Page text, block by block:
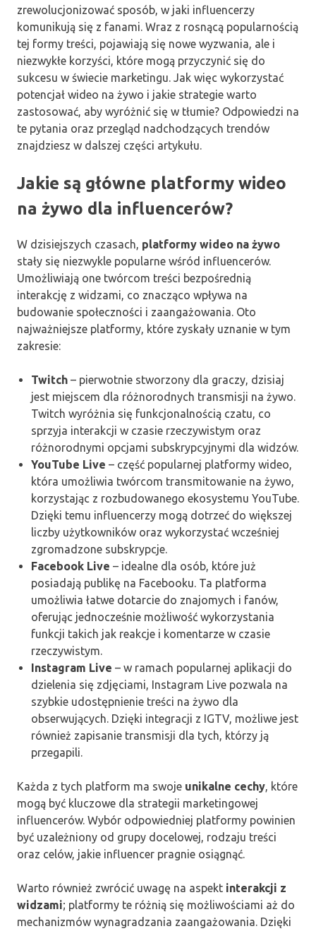
zrewolucjonizować sposób, w jaki influencerzy
komunikują się z fanami. Wraz z rosnącą popularnością
tej formy treści, pojawiają się nowe wyzwania, ale i
niezwykłe korzyści, które mogą przyczynić się do
sukcesu w świecie marketingu. Jak więc wykorzystać
potencjał wideo na żywo i jakie strategie warto
zastosować, aby wyróżnić się w tłumie? Odpowiedzi na
te pytania oraz przegląd nadchodzących trendów
znajdziesz w dalszej części artykułu.
Jakie są główne platformy wideo
na żywo dla influencerów?
W dzisiejszych czasach, platformy wideo na żywo
stały się niezwykle popularne wśród influencerów.
Umożliwiają one twórcom treści bezpośrednią
interakcję z widzami, co znacząco wpływa na
budowanie społeczności i zaangażowania. Oto
najważniejsze platformy, które zyskały uznanie w tym
zakresie:
Twitch – pierwotnie stworzony dla graczy, dzisiaj
jest miejscem dla różnorodnych transmisji na żywo.
Twitch wyróżnia się funkcjonalnością czatu, co
sprzyja interakcji w czasie rzeczywistym oraz
różnorodnymi opcjami subskrypcyjnymi dla widzów.
YouTube Live – część popularnej platformy wideo,
która umożliwia twórcom transmitowanie na żywo,
korzystając z rozbudowanego ekosystemu YouTube.
Dzięki temu influencerzy mogą dotrzeć do większej
liczby użytkowników oraz wykorzystać wcześniej
zgromadzone subskrypcje.
Facebook Live – idealne dla osób, które już
posiadają publikę na Facebooku. Ta platforma
umożliwia łatwe dotarcie do znajomych i fanów,
oferując jednocześnie możliwość wykorzystania
funkcji takich jak reakcje i komentarze w czasie
rzeczywistym.
Instagram Live – w ramach popularnej aplikacji do
dzielenia się zdjęciami, Instagram Live pozwala na
szybkie udostępnienie treści na żywo dla
obserwujących. Dzięki integracji z IGTV, możliwe jest
również zapisanie transmisji dla tych, którzy ją
przegapili.
Każda z tych platform ma swoje unikalne cechy , które
mogą być kluczowe dla strategii marketingowej
influencerów. Wybór odpowiedniej platformy powinien
być uzależniony od grupy docelowej, rodzaju treści
oraz celów, jakie influencer pragnie osiągnąć.
Warto również zwrócić uwagę na aspekt interakcji z
widzami; platformy te różnią się możliwościami aż do
mechanizmów wynagradzania zaangażowania. Dzięki